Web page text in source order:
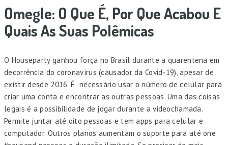
Omegle: O Que É, Por Que Acabou E
Quais As Suas Polêmicas
O Houseparty ganhou força no Brasil durante a quarentena em
decorrência do coronavírus (causador da Covid-19), apesar de
existir desde 2016. É necessário usar o número de celular para
criar uma conta e encontrar as outras pessoas. Uma das coisas
legais é a possibilidade de jogar durante a videochamada.
Permite juntar até oito pessoas e tem apps para celular e
computador. Outros planos aumentam o suporte para até one